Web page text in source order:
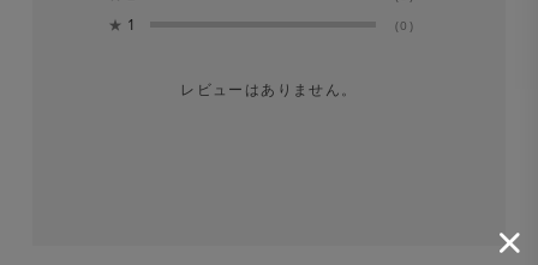
★ 1 (0)
レビューはありません。